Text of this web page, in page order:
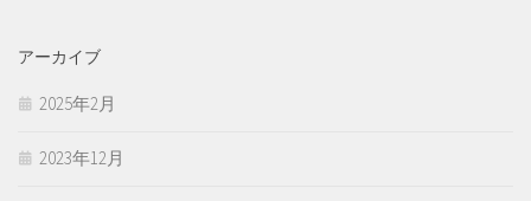
アーカイブ
2025年2月
2023年12月